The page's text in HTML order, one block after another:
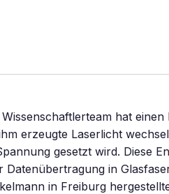
hat
erzeugte Laserlicht
gesetzt wird. Diese
Datenübertragung in
in Freiburg